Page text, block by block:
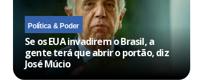
Política & Poder
Se os EUA invadirem o Brasil, a
gente terá que abrir o portão, diz
José Múcio